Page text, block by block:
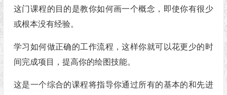
这门课程的目的是教你如何画一个概念，即使你有很少
或根本没有经验。
学习如何做正确的工作流程，这样你就可以花更少的时
间完成项目，提高你的绘图技能。
这是一个综合的课程将指导你通过所有的基本的和先进